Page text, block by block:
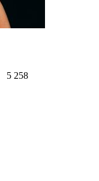
5 258